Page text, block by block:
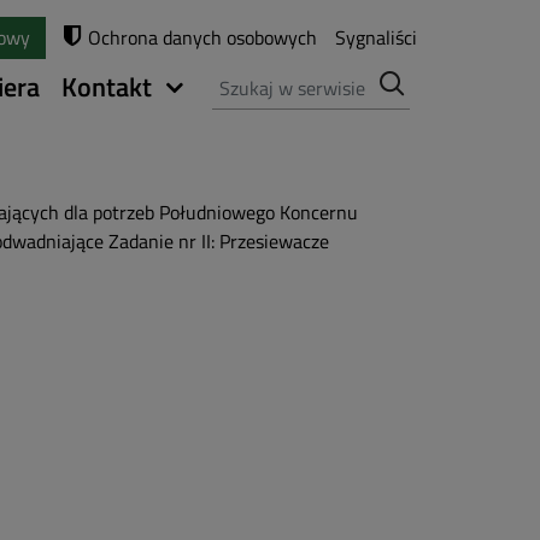
Ochrona danych osobowych Sygnaliści
Kontakt Szukaj
dla potrzeb Południowego Koncernu
Zadanie nr II: Przesiewacze